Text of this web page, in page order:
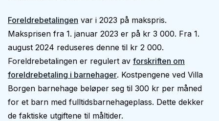
Foreldrebetalingen var i 2023 på makspris.
Maksprisen fra 1. januar 2023 er på kr 3 000. Fra 1.
august 2024 reduseres denne til kr 2 000.
Foreldrebetalingen er regulert av forskriften om
foreldrebetaling i barnehager. Kostpengene ved Villa
Borgen barnehage beløper seg til 300 kr per måned
for et barn med fulltidsbarnehageplass. Dette dekker
de faktiske utgiftene til måltider.